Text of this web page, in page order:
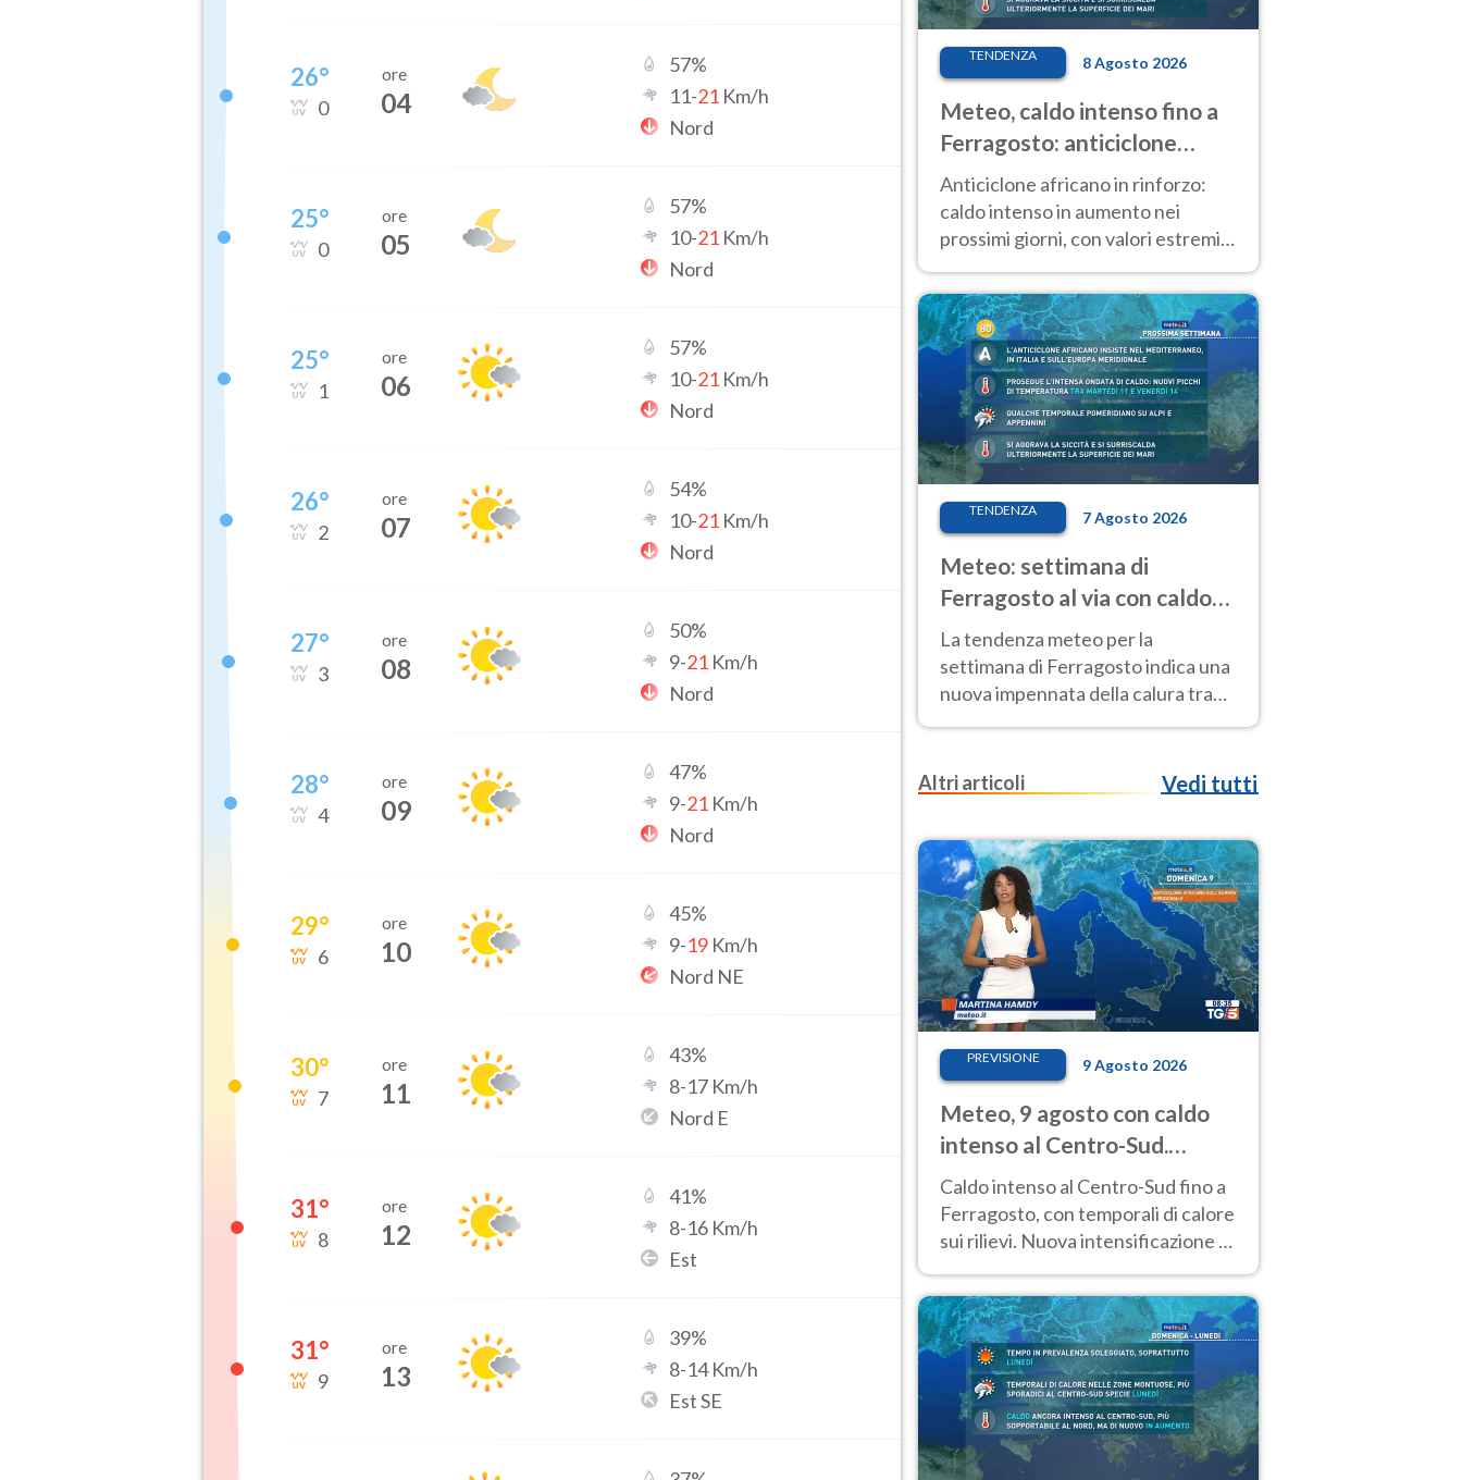
26°
0
ore
04
57%
11-21 Km/h
Nord
25°
0
ore
05
57%
10-21 Km/h
Nord
25°
1
ore
06
57%
10-21 Km/h
Nord
26°
2
ore
07
54%
10-21 Km/h
Nord
27°
3
ore
08
50%
9-21 Km/h
Nord
28°
4
ore
09
47%
9-21 Km/h
Nord
29°
6
ore
10
45%
9-19 Km/h
Nord NE
30°
7
ore
11
43%
8-17 Km/h
Nord E
31°
8
ore
12
41%
8-16 Km/h
Est
31°
9
ore
13
39%
8-14Km/h
Est SE
TENDENZA 8 Agosto 2026
Meteo, caldo intenso fino a
Ferragosto: anticiclone
africano ancora
protagonista
Anticiclone africano in rinforzo:
caldo intenso in aumento nei
prossimi giorni, con valori estremi
d’Italia
TENDENZA 7 Agosto 2026
Meteo: settimana di
Ferragosto al via con caldo
intenso e qualche temporale
La tendenza meteo per la
settimana di Ferragosto indica una
nuova impennata della calura tra
11 e 14 agosto, con nuovi rialzi
Altri articoli
Vedi tutti
PREVISIONE 9 Agosto 2026
Meteo, 9 agosto con caldo
intenso al Centro-Sud.
Temporali sui rilievi
Caldo intenso al Centro-Sud fino a
Ferragosto, con temporali di calore
sui rilievi. Nuova intensificazione la
verso i 40 °C